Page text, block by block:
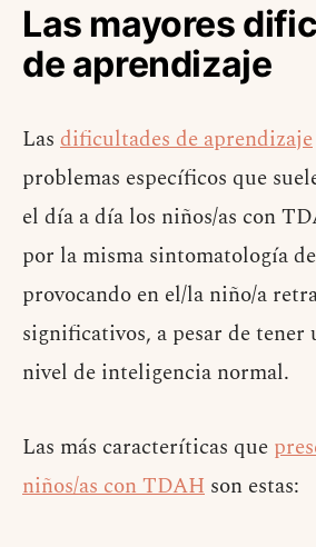
Las mayores
de aprendizaje
Las dificultades de aprendizaje
problemas específicos que
el día a día los niños/as con
por la misma sintomatología
provocando en el/la niño/a
significativos, a pesar de tener
nivel de inteligencia normal.
Las más caracteríticas que
niños/as con TDAH son estas: